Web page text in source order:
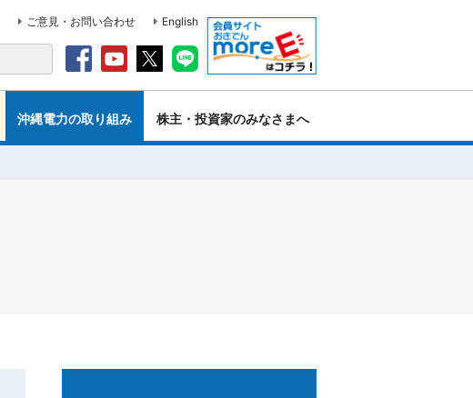
ご意見・お問い合わせ English
沖縄電力の取り組み 株主・投資家のみなさまへ